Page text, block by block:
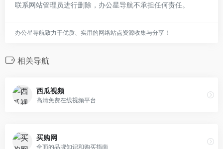
联系网站管理员进行删除，办公星导航不承担任何责任。
办公星导航致力于优质、实用的网络站点资源收集与分享！
相关导航
西瓜视频
高清免费在线视频平台
买购网
全面的品牌知识和购买指南